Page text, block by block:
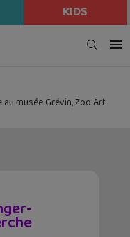
KIDS
au musée Grévin, Zoo Art